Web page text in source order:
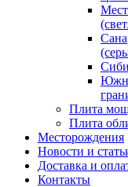
Плита
Плита
Месторождения
Новости и
Доставка и
Контакты